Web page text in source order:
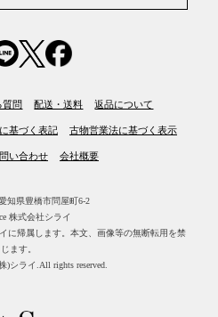
質問 配送・送料 返品について
基づく表記 古物営業法に基づく表示
い合わせ 会社概要
知県豊橋市問屋町6-2
株式会社シライ
に帰属します。 本文、画像等の無断転用を禁
じます。
)シライ.All rights reserved.